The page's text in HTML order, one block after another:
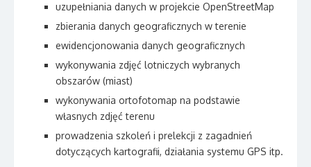
uzupełniania danych w projekcie OpenStreetMap
zbierania danych geograficznych w terenie
ewidencjonowania danych geograficznych
wykonywania zdjęć lotniczych wybranych
obszarów (miast)
wykonywania ortofotomap na podstawie
własnych zdjęć terenu
prowadzenia szkoleń i prelekcji z zagadnień
dotyczących kartografii, działania systemu GPS itp.